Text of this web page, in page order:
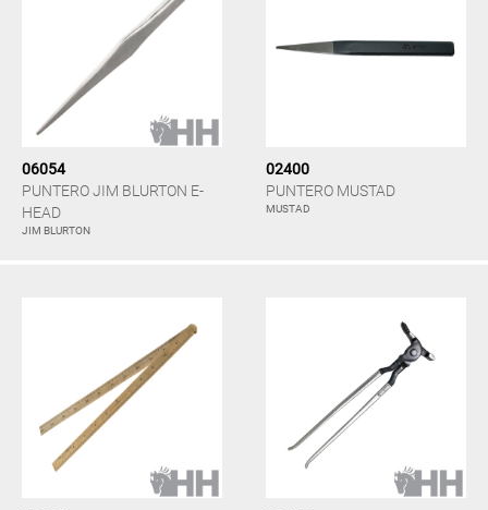
06054
PUNTERO JIM BLURTON E-
HEAD
JIM BLURTON
02400
PUNTERO MUSTAD
MUSTAD